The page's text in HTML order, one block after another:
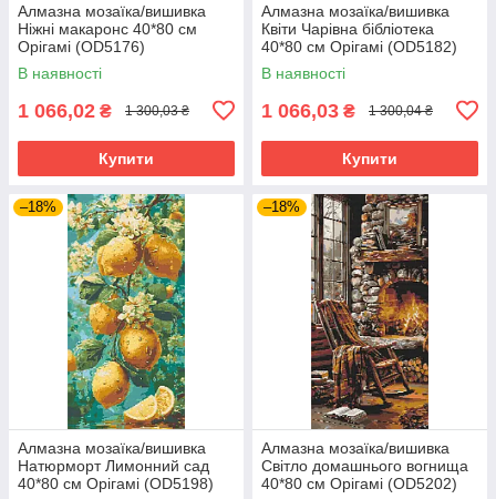
Алмазна мозаїка/вишивка
Ніжні макаронс 40*80 см
Орігамі (OD5176)
В наявності
1 066,02 ₴ 1 300,03 ₴
Купити
Алмазна мозаїка/вишивка
Квіти Чарівна бібліотека
40*80 см Орігамі (OD5182)
В наявності
1 066,03 ₴ 1 300,04 ₴
Купити
–18%
Алмазна мозаїка/вишивка
Натюрморт Лимонний сад
40*80 см Орігамі (OD5198)
–18%
Алмазна мозаїка/вишивка
Світло домашнього вогнища
40*80 см Орігамі (OD5202)